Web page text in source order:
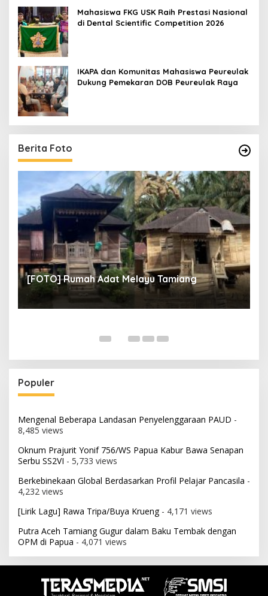
Mahasiswa FKG USK Raih Prestasi Nasional
di Dental Scientific Competition 2026
IKAPA dan Komunitas Mahasiswa Peureulak
Dukung Pemekaran DOB Peureulak Raya
Berita Foto
[FOTO] Rumah Adat Melayu Tamiang
Populer
Mengenal Beberapa Landasan Penyelenggaraan PAUD -
8,485 views
Oknum Prajurit Yonif 756/WS Papua Kabur Bawa Senapan
Serbu SS2VI - 5,733 views
Berkebinekaan Global Berdasarkan Profil Pelajar Pancasila -
4,232 views
[Lirik Lagu] Rawa Tripa/Buya Krueng- 4,171 views
Putra Aceh Tamiang Gugur dalam Baku Tembak dengan
OPM di Papua - 4,071 views